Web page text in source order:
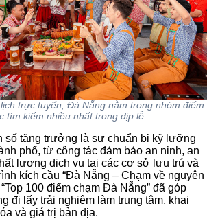
trực tuyến, Đà Nẵng nằm trong nhóm điểm
tìm kiếm nhiều nhất trong dịp lễ
số tăng trưởng là sự chuẩn bị kỹ lưỡng
phố, từ công tác đảm bảo an ninh, an
lượng dịch vụ tại các cơ sở lưu trú và
kích cầu “Đà Nẵng – Chạm về nguyên
100 điểm chạm Đà Nẵng” đã góp
đi lấy trải nghiệm làm trung tâm, khai
và giá trị bản địa.